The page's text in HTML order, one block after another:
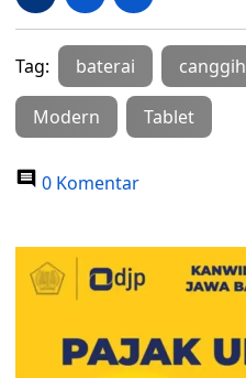
Tag: baterai canggih
Modern Tablet
0 Komentar